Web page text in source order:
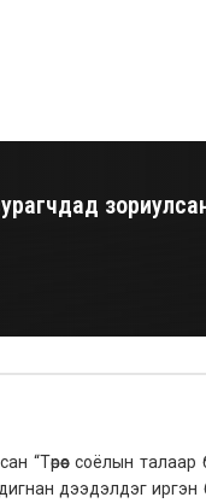
соёлын
дээдэлдэг иргэн